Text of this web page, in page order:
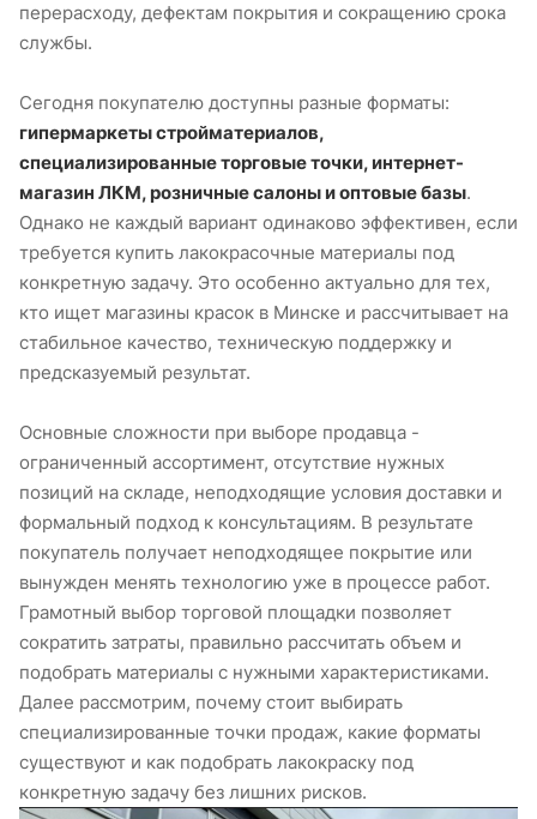
перерасходу, дефектам покрытия и сокращению срока
службы.
Сегодня покупателю доступны разные форматы:
гипермаркеты стройматериалов,
специализированные торговые точки, интернет-
магазин ЛКМ, розничные салоны и оптовые базы.
Однако не каждый вариант одинаково эффективен, если
требуется купить лакокрасочные материалы под
конкретную задачу. Это особенно актуально для тех,
кто ищет магазины красок в Минске и рассчитывает на
стабильное качество, техническую поддержку и
предсказуемый результат.
Основные сложности при выборе продавца -
ограниченный ассортимент, отсутствие нужных
позиций на складе, неподходящие условия доставки и
формальный подход к консультациям. В результате
покупатель получает неподходящее покрытие или
вынужден менять технологию уже в процессе работ.
Грамотный выбор торговой площадки позволяет
сократить затраты, правильно рассчитать объем и
подобрать материалы с нужными характеристиками.
Далее рассмотрим, почему стоит выбирать
специализированные точки продаж, какие форматы
существуют и как подобрать лакокраску под
конкретную задачу без лишних рисков.